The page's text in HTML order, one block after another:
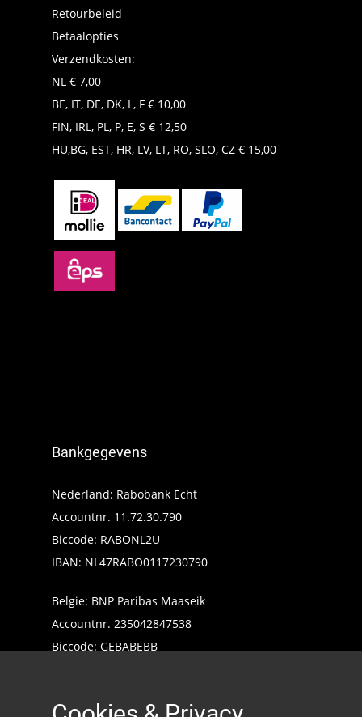
Retourbeleid
Betaalopties
Verzendkosten:
NL € 7,00
BE, IT, DE, DK, L, F € 10,00
FIN, IRL, PL, P, E, S € 12,50
HU,BG, EST, HR, LV, LT, RO, SLO, CZ € 15,00
Bankgegevens
Nederland: Rabobank Echt
Accountnr. 11.72.30.790
Biccode: RABONL2U
IBAN: NL47RABO0117230790
Belgie: BNP Paribas Maaseik
Accountnr. 235042847538
Biccode: GEBABEBB